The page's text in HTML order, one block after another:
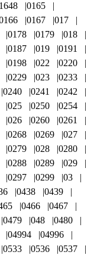
0165
0167
017
0178 0179
018
0187 019
0191
0198 022
0220
0229 023
0233
0240 0241
0242
025 0250
0254
026 0260
0261
0268 0269
027
0279 028
0280
0288 0289
029
0297 0299
03
0438
0439
0466
0467
0479 048
0480
04994
04996
0533 0536
0537